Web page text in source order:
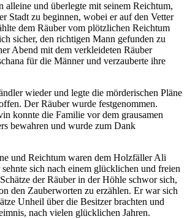
alleine und überlegte mit seinem Reichtum,
Stadt zu beginnen, wobei er auf den Vetter
dem Räuber vom plötzlichen Reichtum
sicher, den richtigen Mann gefunden zu
Abend mit dem verkleideten Räuber
für die Männer und verzauberte ihre
wieder und legte die mörderischen Pläne
Der Räuber wurde festgenommen.
konnte die Familie vor dem grausamen
bewahren und wurde zum Dank
und Reichtum waren dem Holzfäller Ali
sich nach einem glücklichen und freien
der Räuber in der Höhle schwor sich,
den Zauberworten zu erzählen. Er war sich
Unheil über die Besitzer brachten und
nach vielen glücklichen Jahren.